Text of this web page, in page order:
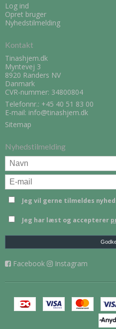
Log ind
Opret bruger
Nyhedstilmelding
Kontakt
Tinashjem.dk
Myntevej 3
8920 Randers NV
Danmark
CVR-nummer: 34800804
Telefonnr.: +45 40 51 83 00
E-mail: info@tinashjem.dk
Sitemap
Nyhedstilmelding
Jeg vil gerne tilmeldes
Jeg har læst og accepterer
Facebook Instagram